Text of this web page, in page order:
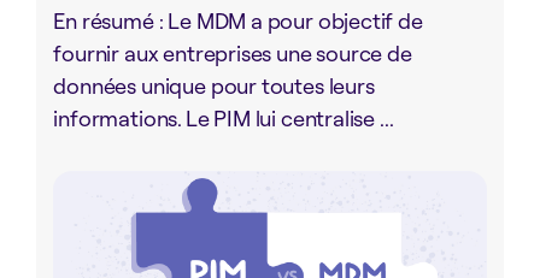
En résumé : Le MDM a pour objectif de
fournir aux entreprises une source de
données unique pour toutes leurs
informations. Le PIM lui centralise ...